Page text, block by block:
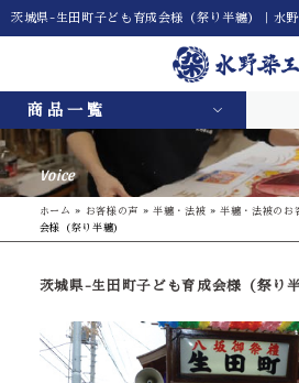
茨城県-生田町子ども育成会様（祭り半纏）｜水
商品一覧
Voice
ホーム » お客様の声 » 半纏・法被 »半纏・法被のお
会様（祭り半纏）
茨城県-生田町子ども育成会様（祭り半